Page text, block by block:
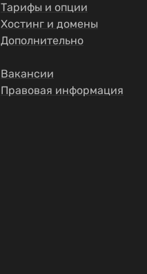
Тарифы и опции
Хостинг и домены
Дополнительно
Вакансии
Правовая информация